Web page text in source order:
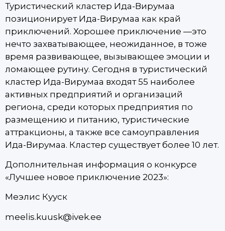
Туристический кластер Ида-Вирумаа
позиционирует Ида-Вирумаа как край
приключений. Хорошее приключение —это
нечто захватывающее, неожиданное, в тоже
время развивающее, вызывающее эмоции и
ломающее рутину. Сегодня в туристический
кластер Ида-Вирумаа входят 55 наиболее
активных предприятий и организаций
региона, среди которых предприятия по
размещению и питанию, туристические
аттракционы, а также все самоуправления
Ида-Вирумаа. Кластер существует более 10 лет.
Дополнительная информация о конкурсе
«Лучшее новое приключение 2023»:
Меэлис Кууск
meelis.kuusk@ivek.ee